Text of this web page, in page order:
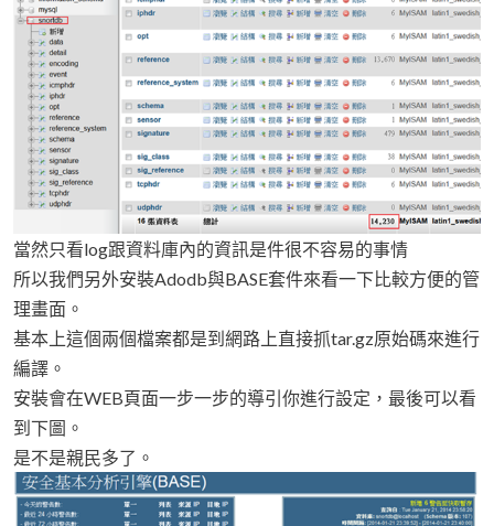
當然只看log跟資料庫內的資訊是件很不容易的事情
所以我們另外安裝Adodb與BASE套件來看一下比較方便的管
理畫面。
基本上這個兩個檔案都是到網路上直接抓tar.gz原始碼來進行
編譯。
安裝會在WEB頁面一步一步的導引你進行設定，最後可以看
到下圖。
是不是親民多了。